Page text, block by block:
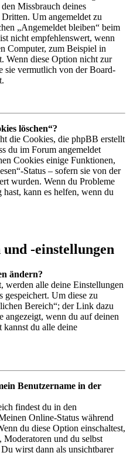
Missbrauch deines
Um angemeldet zu
„Angemeldet bleiben“ beim
nicht empfehlenswert, wenn
Computer, zum Beispiel in
Wenn diese Option nicht zur
sie vermutlich von der Board-
löschen“?
die Cookies, die phpBB erstellt
du im Forum angemeldet
Cookies einige Funktionen,
Status – sofern sie von der
wurden. Wenn du Probleme
kann es helfen, wenn du
-einstellungen
ändern?
werden alle deine Einstellungen
gespeichert. Um diese zu
Bereich“; der Link dazu
angezeigt, wenn du auf deinen
du alle deine
Benutzername in der
findest du in den
Online-Status während
du diese Option einschaltest,
und du selbst
wirst dann als unsichtbarer